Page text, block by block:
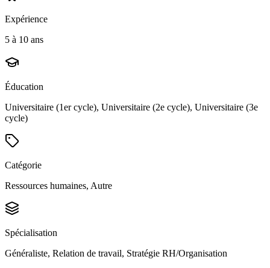
Expérience
5 à 10 ans
Éducation
Universitaire (1er cycle), Universitaire (2e cycle), Universitaire (3e
cycle)
Catégorie
Ressources humaines, Autre
Spécialisation
Généraliste, Relation de travail, Stratégie RH/Organisation